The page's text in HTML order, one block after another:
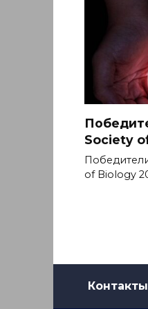
Society
of Biology
Контакты